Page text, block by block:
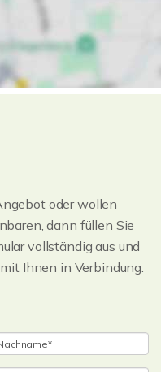
oder wollen
dann füllen Sie
vollständig aus und
Ihnen in Verbindung.